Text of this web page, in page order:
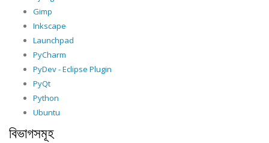
Gimp
Inkscape
Launchpad
PyCharm
PyDev - Eclipse Plugin
PyQt
Python
Ubuntu
বিভাগসমূহ